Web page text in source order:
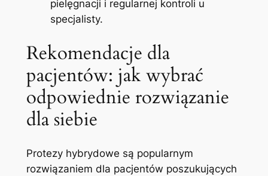
pielęgnacji i regularnej kontroli u
specjalisty.
Rekomendacje dla
pacjentów: jak wybrać
odpowiednie ⁤rozwiązanie
dla siebie
Protezy hybrydowe są⁢ popularnym
rozwiązaniem dla pacjentów‍ poszukujących